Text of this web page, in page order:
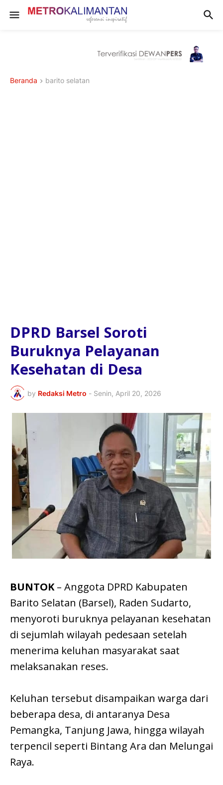
Beranda barito selatan
DPRD Barsel Soroti
Buruknya Pelayanan
Kesehatan di Desa
by Redaksi Metro - Senin, April 20, 2026
BUNTOK– Anggota DPRD Kabupaten
Barito Selatan (Barsel), Raden Sudarto,
menyoroti buruknya pelayanan kesehatan
di sejumlah wilayah pedesaan setelah
menerima keluhan masyarakat saat
melaksanakan reses.
Keluhan tersebut disampaikan warga dari
beberapa desa, di antaranya Desa
Pemangka, Tanjung Jawa, hingga wilayah
terpencil seperti Bintang Ara dan Melungai
Raya.